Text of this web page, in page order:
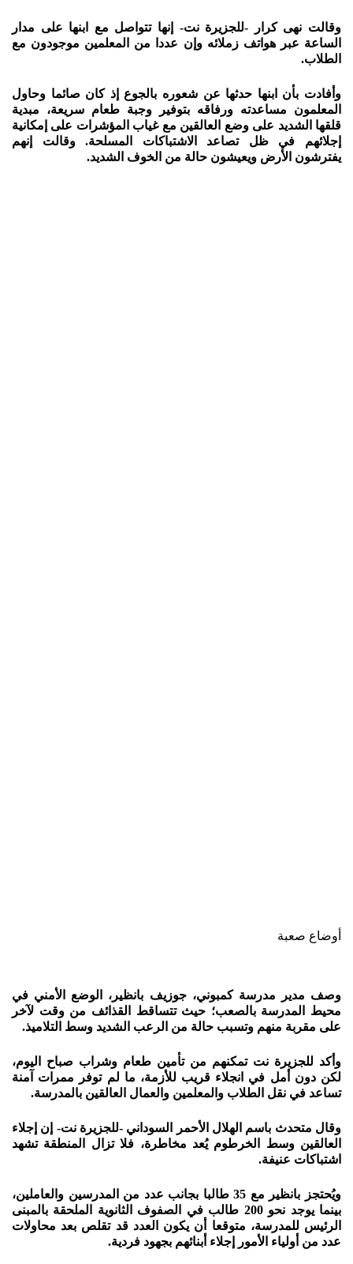
وقالت نهى كرار -للجزيرة نت- إنها تتواصل مع ابنها على مدار
الساعة عبر هواتف زملائه وإن عددا من المعلمين موجودون مع
الطلاب.
وأفادت بأن ابنها حدثها عن شعوره بالجوع إذ كان صائما وحاول
المعلمون مساعدته ورفاقه بتوفير وجبة طعام سريعة، مبدية
قلقها الشديد على وضع العالقين مع غياب المؤشرات على إمكانية
إجلائهم في ظل تصاعد الاشتباكات المسلحة. وقالت إنهم
يفترشون الأرض ويعيشون حالة من الخوف الشديد.
أوضاع صعبة
وصف مدير مدرسة كمبوني، جوزيف بانظير، الوضع الأمني في
محيط المدرسة بالصعب؛ حيث تتساقط القذائف من وقت لآخر
على مقربة منهم وتسبب حالة من الرعب الشديد وسط التلاميذ.
وأكد للجزيرة نت تمكنهم من تأمين طعام وشراب صباح اليوم،
لكن دون أمل في انجلاء قريب للأزمة، ما لم توفر ممرات آمنة
تساعد في نقل الطلاب والمعلمين والعمال العالقين بالمدرسة.
وقال متحدث باسم الهلال الأحمر السوداني -للجزيرة نت- إن إجلاء
العالقين وسط الخرطوم يُعد مخاطرة، فلا تزال المنطقة تشهد
اشتباكات عنيفة.
ويُحتجز بانظير مع 35 طالبا بجانب عدد من المدرسين والعاملين،
بينما يوجد نحو 200 طالب في الصفوف الثانوية الملحقة بالمبنى
الرئيس للمدرسة، متوقعا أن يكون العدد قد تقلص بعد محاولات
عدد من أولياء الأمور إجلاء أبنائهم بجهود فردية.